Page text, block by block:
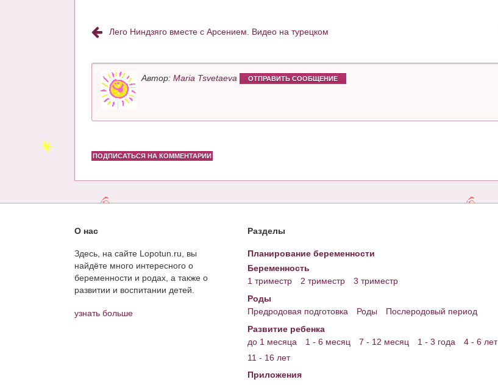
Лего Ниндзяго вместе с Арсением. Видео на турецком
Автор: Maria Tsvetaeva ОТПРАВИТЬ СООБЩЕНИЕ
ПОДПИСАТЬСЯ НА КОММЕНТАРИИ
О нас
Здесь, на сайте Lopotun.ru, вы
найдёте много интересного о
беременности и родах, а также о
развитии и воспитании детей.
узнать больше
Разделы
Планирование беременности
Беременность
1 триместр
2 триместр
3 триместр
Роды
Предродовая подготовка
Роды
Послеродовый период
Развитие ребенка
до 1 месяца
1 - 6 месяц 7 - 12 месяц 1 - 3 года 4 - 6 лет
11 - 16 лет
Приложения